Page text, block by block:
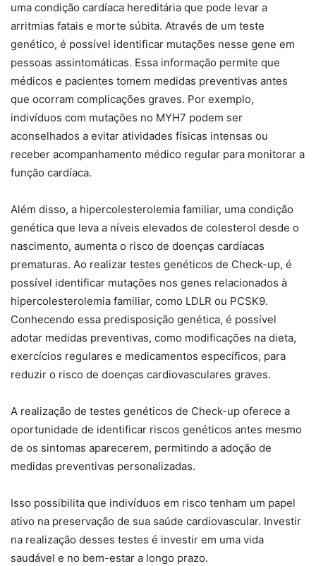
uma condição cardíaca hereditária que pode levar a
arritmias fatais e morte súbita. Através de um teste
genético, é possível identificar mutações nesse gene em
pessoas assintomáticas. Essa informação permite que
médicos e pacientes tomem medidas preventivas antes
que ocorram complicações graves. Por exemplo,
indivíduos com mutações no MYH7 podem ser
aconselhados a evitar atividades físicas intensas ou
receber acompanhamento médico regular para monitorar a
função cardíaca.
Além disso, a hipercolesterolemia familiar, uma condição
genética que leva a níveis elevados de colesterol desde o
nascimento, aumenta o risco de doenças cardíacas
prematuras. Ao realizar testes genéticos de Check-up, é
possível identificar mutações nos genes relacionados à
hipercolesterolemia familiar, como LDLR ou PCSK9.
Conhecendo essa predisposição genética, é possível
adotar medidas preventivas, como modificações na dieta,
exercícios regulares e medicamentos específicos, para
reduzir o risco de doenças cardiovasculares graves.
A realização de testes genéticos de Check-up oferece a
oportunidade de identificar riscos genéticos antes mesmo
de os sintomas aparecerem, permitindo a adoção de
medidas preventivas personalizadas.
Isso possibilita que indivíduos em risco tenham um papel
ativo na preservação de sua saúde cardiovascular. Investir
na realização desses testes é investir em uma vida
saudável e no bem-estar a longo prazo.